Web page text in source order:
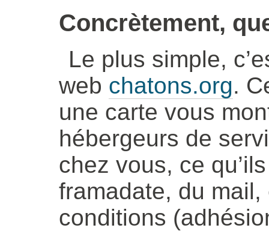
Concrètement,
Le plus simple,
web chatons.org.
une carte vous
hébergeurs de
chez vous, ce
framadate, du
conditions